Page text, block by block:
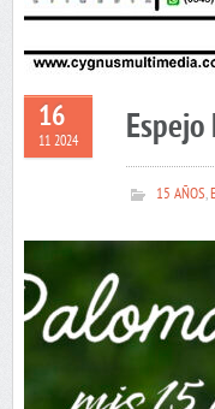
16
11 2024
15 AÑOS,